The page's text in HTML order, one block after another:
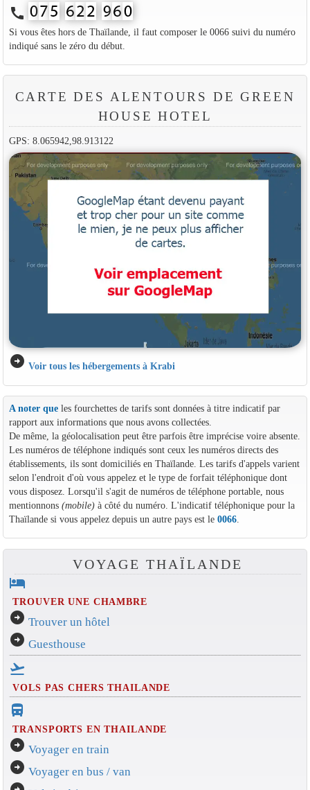
call
Si vous êtes hors de Thaïlande, il faut composer le 0066 suivi du numéro
indiqué sans le zéro du début.
CARTE DES ALENTOURS DE GREEN
HOUSE HOTEL
GPS: 8.065942,98.913122
arrow_circle_right Voir tous les hébergements à Krabi
A noter queles fourchettes de tarifs sont données à titre indicatif par
rapport aux informations que nous avons collectées.
De même, la géolocalisation peut être parfois être imprécise voire absente.
Les numéros de téléphone indiqués sont ceux les numéros directs des
établissements, ils sont domiciliés en Thaïlande. Les tarifs d'appels varient
selon l'endroit d'où vous appelez et le type de forfait téléphonique dont
vous disposez. Lorsqu'il s'agit de numéros de téléphone portable, nous
mentionnons (mobile)à côté du numéro. L'indicatif téléphonique pour la
Thaïlande si vous appelez depuis un autre pays est le 0066.
VOYAGE THAÏLANDE
hotel
TROUVER UNE CHAMBRE
arrow_circle_right Trouver un hôtel
arrow_circle_right Guesthouse
flight_takeoff
VOLS PAS CHERS THAILANDE
directions_bus_filled
TRANSPORTS EN THAILANDE
arrow_circle_right Voyager en train
arrow_circle_right Voyager en bus / van